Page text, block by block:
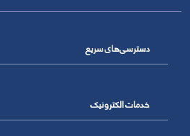
دسترسی‌های سریع
خدمات الکترونیک